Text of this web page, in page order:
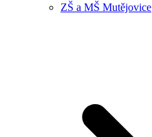
ZŠ a MŠ Mutějovice